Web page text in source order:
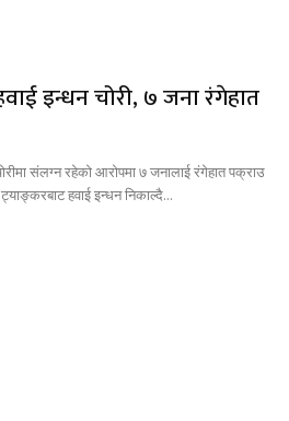
इन्धन चोरी, ७ जना रंगेहात
संलग्न रहेको आरोपमा ७ जनालाई रंगेहात पक्राउ
हवाई इन्धन निकाल्दै...